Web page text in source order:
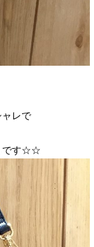
レで
です☆☆